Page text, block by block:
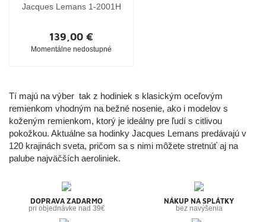
Jacques Lemans 1-2001H
139,00 €
Momentálne nedostupné
Tí majú na výber tak z hodiniek s klasickým oceľovým
remienkom vhodným na bežné nosenie, ako i modelov s
koženým remienkom, ktorý je ideálny pre ľudí s citlivou
pokožkou. Aktuálne sa hodinky Jacques Lemans predávajú v
120 krajinách sveta, pričom sa s nimi môžete stretnúť aj na
palube najväčších aeroliniek.
DOPRAVA ZADARMO
pri objednávke nad 39€
NÁKUP NA SPLÁTKY
bez navýšenia